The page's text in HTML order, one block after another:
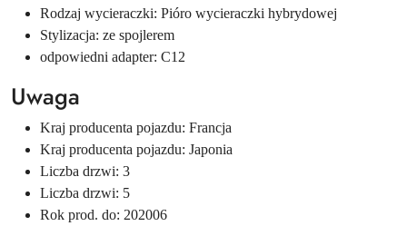
Rodzaj wycieraczki: Pióro wycieraczki hybrydowej
Stylizacja: ze spojlerem
odpowiedni adapter: C12
Uwaga
Kraj producenta pojazdu: Francja
Kraj producenta pojazdu: Japonia
Liczba drzwi: 3
Liczba drzwi: 5
Rok prod. do: 202006